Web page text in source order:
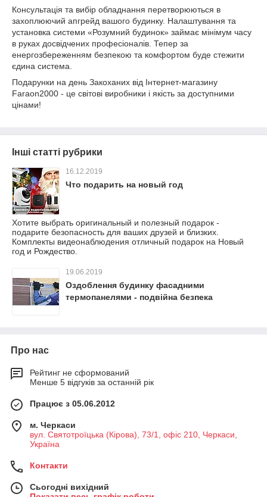
Консультація та вибір обладнання перетворюються в
захоплюючий апгрейд вашого будинку. Налаштування та
установка системи «Розумний будинок» займає мінімум часу
в руках досвідчених професіоналів. Тепер за
енергозбереженням безпекою та комфортом буде стежити
єдина система.
Подарунки на день Закоханих від Інтернет-магазину
Faraon2000 - це світові виробники і якість за доступними
цінами!
Інші статті рубрики
16.12.2019
Что подарить на новый год
Хотите выбрать оригинальный и полезный подарок -
подарите безопасность для ваших друзей и близких.
Комплекты видеонаблюдения отличный подарок на Новый
год и Рождество.
19.06.2019
Оздоблення будинку фасадними
термопанелями - подвійна безпека
Про нас
Рейтинг не сформований
Менше 5 відгуків за останній рік
Працює з 05.06.2012
м. Черкаси
вул. Святотроїцька (Кірова), 73/1, офіс 210, Черкаси,
Україна
Контакти
Сьогодні вихідний